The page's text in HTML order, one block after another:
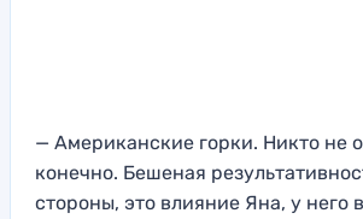
— Американские горки. Никто не
конечно. Бешеная
стороны, это влияние Яна, у него